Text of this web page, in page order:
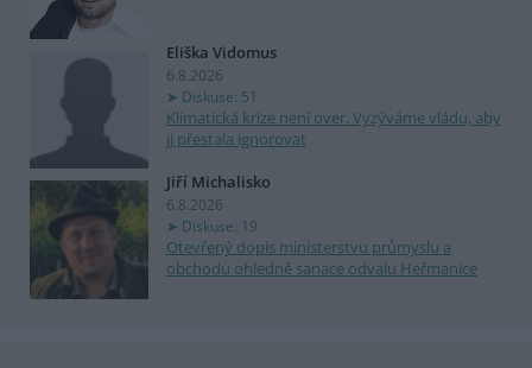
Eliška Vidomus
6.8.2026
Diskuse: 51
Klimatická krize není over. Vyzýváme vládu, aby
ji přestala ignorovat
Jiří Michalisko
6.8.2026
Diskuse: 19
Otevřený dopis ministerstvu průmyslu a
obchodu ohledně sanace odvalu Heřmanice